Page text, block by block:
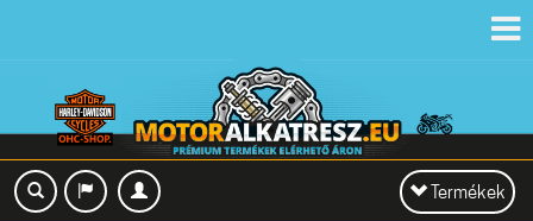
Toggle
navigation
Termékek